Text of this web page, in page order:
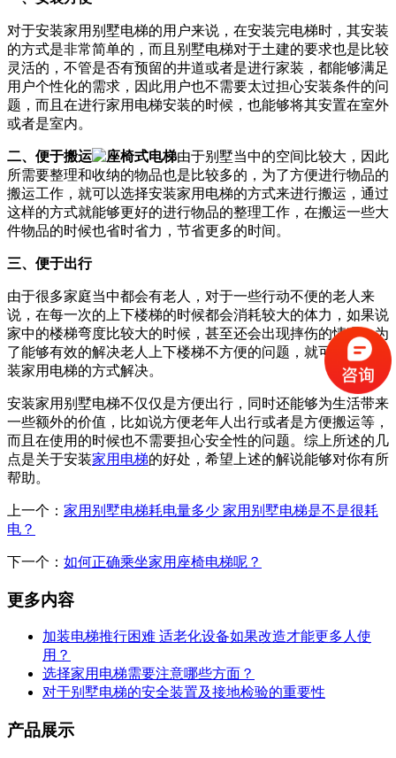
对于安装家用别墅电梯的用户来说，在安装完电梯时，其安装
的方式是非常简单的，而且别墅电梯对于土建的要求也是比较
灵活的，不管是否有预留的井道或者是进行家装，都能够满足
用户个性化的需求，因此用户也不需要太过担心安装条件的问
题，而且在进行家用电梯安装的时候，也能够将其安置在室外
或者是室内。
二、便于搬运
由于别墅当中的空间比较大，因此
所需要整理和收纳的物品也是比较多的，为了方便进行物品的
搬运工作，就可以选择安装家用电梯的方式来进行搬运，通过
这样的方式就能够更好的进行物品的整理工作，在搬运一些大
件物品的时候也省时省力，节省更多的时间。
三、便于出行
由于很多家庭当中都会有老人，对于一些行动不便的老人来
说，在每一次的上下楼梯的时候都会消耗较大的体力，如果说
家中的楼梯弯度比较大的时候，甚至还会出现摔伤的情况，为
了能够有效的解决老人上下楼梯不方便的问题，就可以通过安
装家用电梯的方式解决。
安装家用别墅电梯不仅仅是方便出行，同时还能够为生活带来
一些额外的价值，比如说方便老年人出行或者是方便搬运等，
而且在使用的时候也不需要担心安全性的问题。综上所述的几
点是关于安装家用电梯的好处，希望上述的解说能够对你有所
帮助。
上一个： 家用别墅电梯耗电量多少 家用别墅电梯是不是很耗
电？
下一个： 如何正确乘坐家用座椅电梯呢？
更多内容
加装电梯推行困难 适老化设备如果改造才能更多人使
用？
选择家用电梯需要注意哪些方面？
对于别墅电梯的安全装置及接地检验的重要性
产品展示